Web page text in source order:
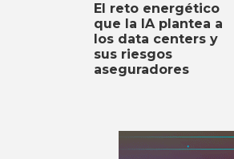
El reto energético
que la IA plantea a
los data centers y
sus riesgos
aseguradores